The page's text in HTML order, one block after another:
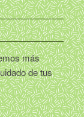
más
de tus